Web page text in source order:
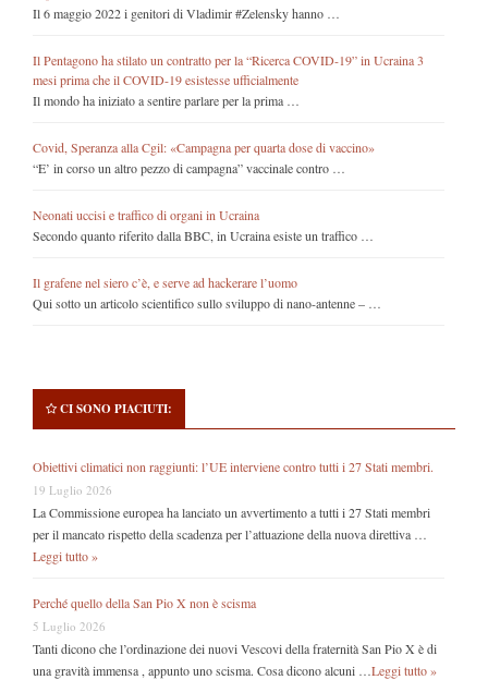
Il 6 maggio 2022 i genitori di Vladimir #Zelensky hanno …
Il Pentagono ha stilato un contratto per la “Ricerca COVID-19” in Ucraina 3
mesi prima che il COVID-19 esistesse ufficialmente
Il mondo ha iniziato a sentire parlare per la prima …
Covid, Speranza alla Cgil: «Campagna per quarta dose di vaccino»
“E’ in corso un altro pezzo di campagna” vaccinale contro …
Neonati uccisi e traffico di organi in Ucraina
Secondo quanto riferito dalla BBC, in Ucraina esiste un traffico …
Il grafene nel siero c’è, e serve ad hackerare l’uomo
Qui sotto un articolo scientifico sullo sviluppo di nano-antenne – …
CI SONO PIACIUTI:
Obiettivi climatici non raggiunti: l’UE interviene contro tutti i 27 Stati membri.
19 Luglio 2026
La Commissione europea ha lanciato un avvertimento a tutti i 27 Stati membri
per il mancato rispetto della scadenza per l’attuazione della nuova direttiva …
Leggi tutto »
Perché quello della San Pio X non è scisma
5 Luglio 2026
Tanti dicono che l’ordinazione dei nuovi Vescovi della fraternità San Pio X è di
una gravità immensa , appunto uno scisma. Cosa dicono alcuni …Leggi tutto »